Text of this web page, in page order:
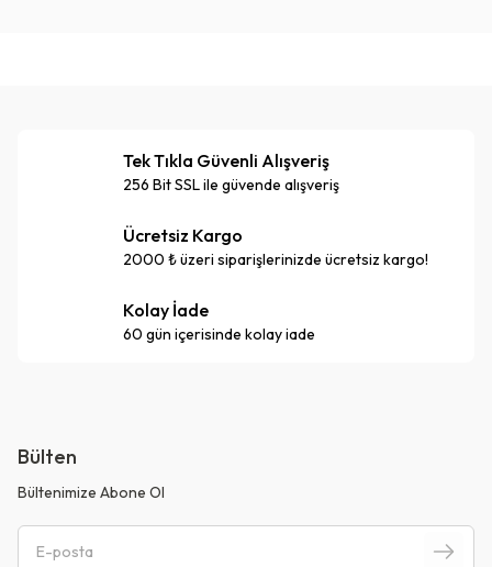
Tek Tıkla Güvenli Alışveriş
256 Bit SSL ile güvende alışveriş
Ücretsiz Kargo
2000 ₺ üzeri siparişlerinizde ücretsiz kargo!
Kolay İade
60 gün içerisinde kolay iade
Bülten
Bültenimize Abone Ol